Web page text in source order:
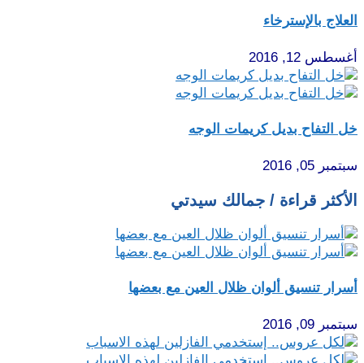
العلاج بالإسترخاء
أغسطس 12, 2016
خل التفاح بديل كريمات الوجه
سبتمبر 05, 2016
الأكثر قراءة / جمالك سيدتي
أسرار تنسيق ألوان ظلال العين مع بعضها
سبتمبر 09, 2016